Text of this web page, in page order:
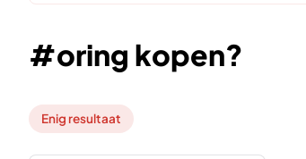
#oring kopen?
Enig resultaat